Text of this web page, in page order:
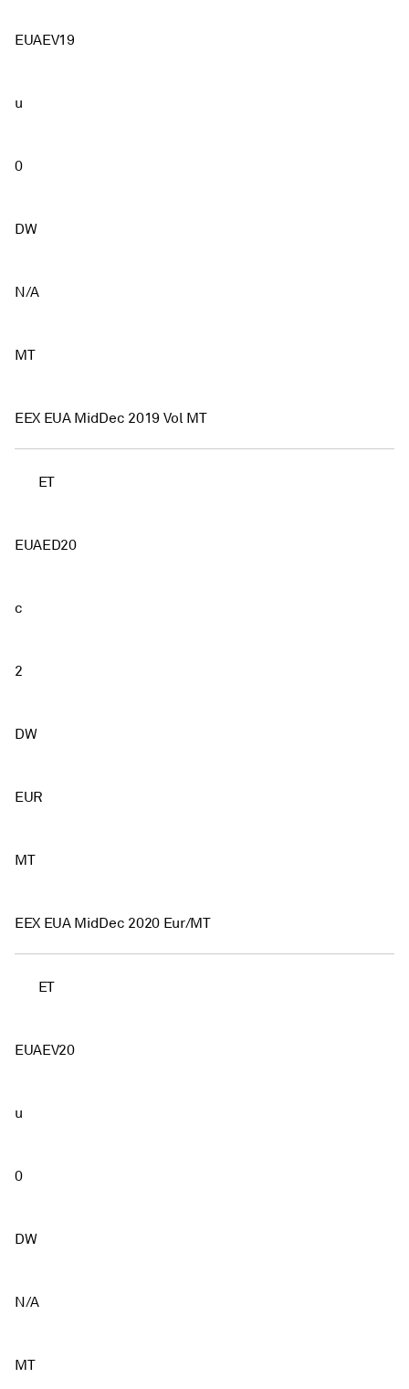
EUAEV19
u
0
DW
N/A
MT
EEX EUA MidDec 2019 Vol MT
ET
EUAED20
c
2
DW
EUR
MT
EEX EUA MidDec 2020 Eur/MT
ET
EUAEV20
u
0
DW
N/A
MT